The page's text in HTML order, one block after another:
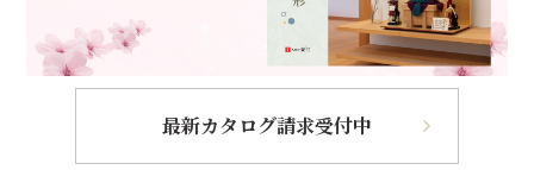
最新カタログ請求受付中